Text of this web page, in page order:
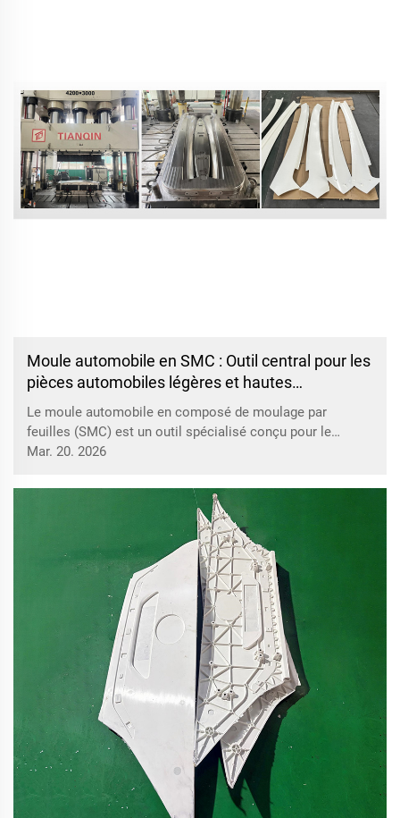
Moule automobile en SMC : Outil central pour les
pièces automobiles légères et hautes
performances
Le moule automobile en composé de moulage par
feuilles (SMC) est un outil spécialisé conçu pour le
moulage par compression de composites SMC, jouant un
notamment avec le développement rapide de
l’électrification et de la légèreté...
Mar. 20. 2026